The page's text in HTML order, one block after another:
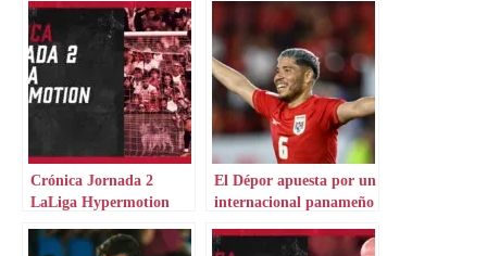
Crónica Jornada 2
LaLiga Hypermotion
El Dépor apuesta por un
internacional panameño